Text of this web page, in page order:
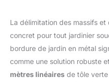
La délimitation des massifs
concret pour tout jardinier
bordure de jardin en métal
comme une solution robuste
mètres linéaires de tôle